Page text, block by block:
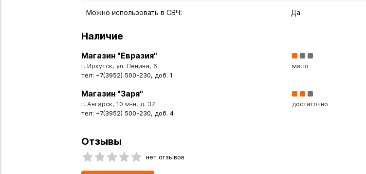
Можно использовать в СВЧ: Да
Наличие
Магазин "Евразия"
г. Иркутск, ул. Ленина, 6
тел: +7(3952) 500-230, доб. 1
мало
Магазин "Заря"
г. Ангарск, 10 м-н, д. 37
тел: +7(3952) 500-230, доб. 4
достаточно
Отзывы
нет отзывов